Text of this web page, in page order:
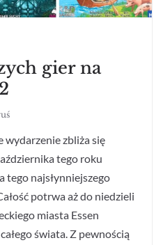
gier na
wydarzenie zbliża się
tego roku
tego najsłynniejszego
potrwa aż do niedzieli
miasta Essen
świata. Z pewnością